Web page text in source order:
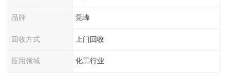
品牌 莞峰
回收方式 上门回收
应用领域 化工行业